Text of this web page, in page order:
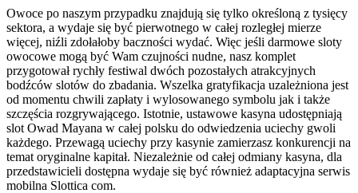
Owoce po naszym przypadku znajdują się tylko określoną z tysięcy
sektora, a wydaje się być pierwotnego w całej rozległej mierze
więcej, niźli zdołałoby baczności wydać. Więc jeśli darmowe sloty
owocowe mogą być Wam czujności nudne, nasz komplet
przygotował rychły festiwal dwóch pozostałych atrakcyjnych
bodźców slotów do zbadania. Wszelka gratyfikacja uzależniona jest
od momentu chwili zapłaty i wylosowanego symbolu jak i także
szczęścia rozgrywającego. Istotnie, ustawowe kasyna udostępniają
slot Owad Mayana w całej polsku do odwiedzenia uciechy gwoli
każdego. Przewagą uciechy przy kasynie zamierzasz konkurencji na
temat oryginalne kapitał. Niezależnie od całej odmiany kasyna, dla
przedstawicieli dostępna wydaje się być również adaptacyjna serwis
mobilna Slottica com.